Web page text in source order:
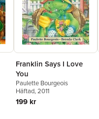
Franklin Says I Love
You
Paulette Bourgeois
Häftad, 2011
199 kr